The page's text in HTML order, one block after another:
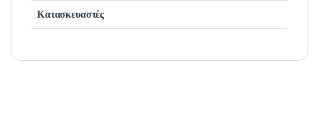
Κατασκευαστές